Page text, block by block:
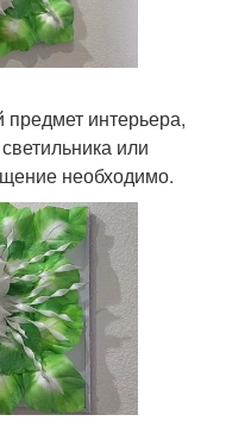
предмет интерьера,
или
необходимо.